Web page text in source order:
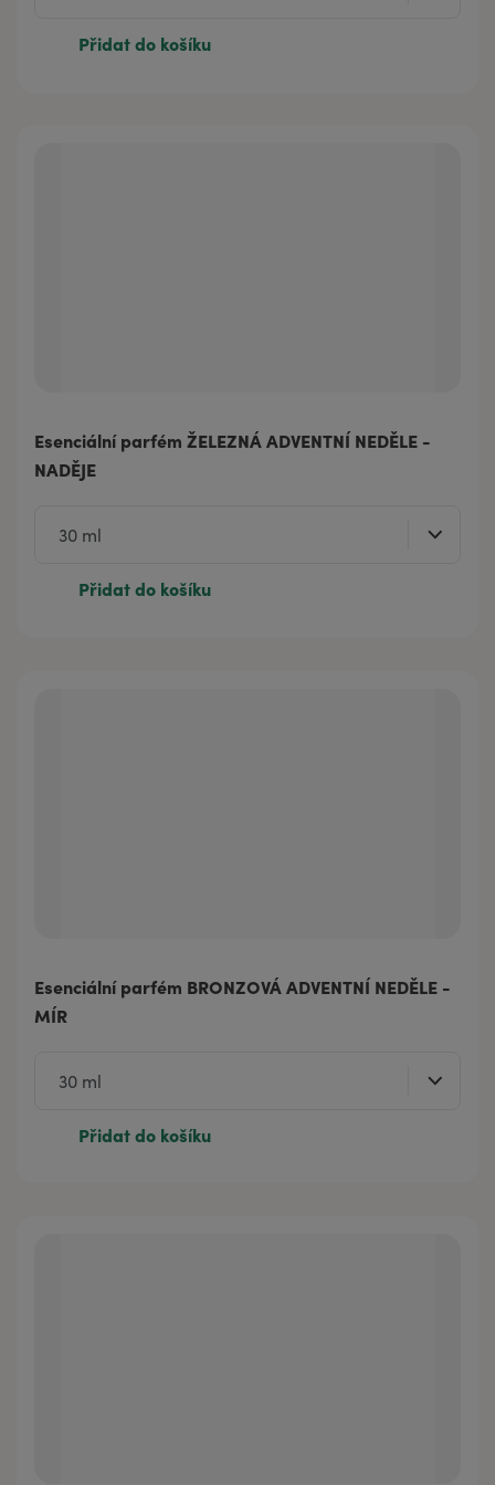
Přidat do košíku
Esenciální parfém ŽELEZNÁ ADVENTNÍ NEDĚLE -
NADĚJE
Přidat do košíku
Esenciální parfém BRONZOVÁ ADVENTNÍ NEDĚLE -
MÍR
Přidat do košíku